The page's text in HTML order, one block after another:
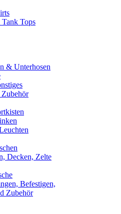
Tops
& Unterhosen
Decken, Zelte
Befestigen,
Zubehör